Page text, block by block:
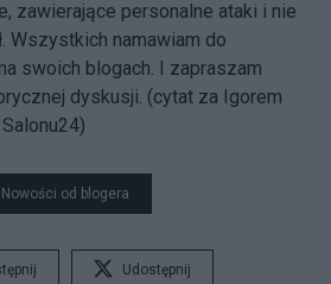
zawierające personalne ataki i nie
Wszystkich namawiam do
swoich blogach. I zapraszam
dyskusji. (cytat za Igorem
Nowości od blogera
Udostępnij